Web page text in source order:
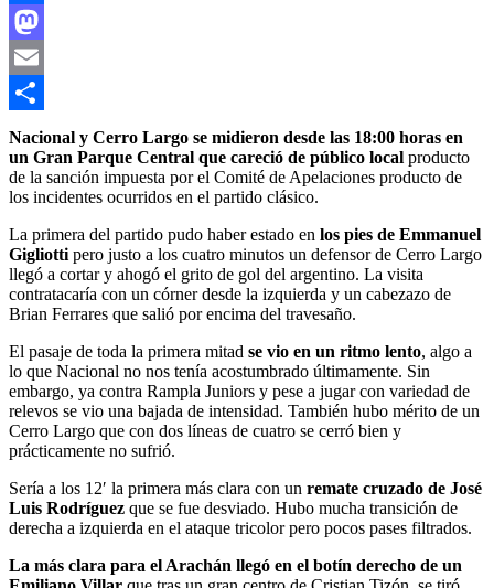
Facebook
Mastodon
Email
Compartir
Nacional y Cerro Largo se midieron desde las 18:00 horas en
un Gran Parque Central que careció de público local producto
de la sanción impuesta por el Comité de Apelaciones producto de
los incidentes ocurridos en el partido clásico.
La primera del partido pudo haber estado en los pies de Emmanuel
Gigliotti pero justo a los cuatro minutos un defensor de Cerro Largo
llegó a cortar y ahogó el grito de gol del argentino. La visita
contratacaría con un córner desde la izquierda y un cabezazo de
Brian Ferrares que salió por encima del travesaño.
El pasaje de toda la primera mitad se vio en un ritmo lento, algo a
lo que Nacional no nos tenía acostumbrado últimamente. Sin
embargo, ya contra Rampla Juniors y pese a jugar con variedad de
relevos se vio una bajada de intensidad. También hubo mérito de un
Cerro Largo que con dos líneas de cuatro se cerró bien y
prácticamente no sufrió.
Sería a los 12′ la primera más clara con un remate cruzado de José
Luis Rodríguez que se fue desviado. Hubo mucha transición de
derecha a izquierda en el ataque tricolor pero pocos pases filtrados.
La más clara para el Arachán llegó en el botín derecho de un